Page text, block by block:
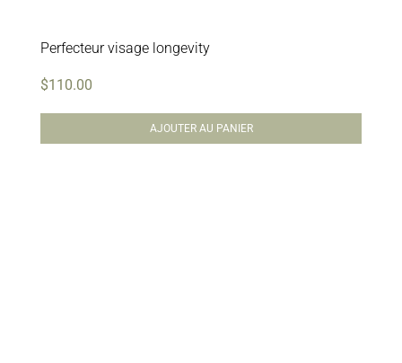
Perfecteur visage longevity
$110.00
AJOUTER AU PANIER